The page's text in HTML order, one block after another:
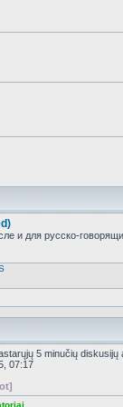
и для русско-
5 minučių diskusijų
07:17